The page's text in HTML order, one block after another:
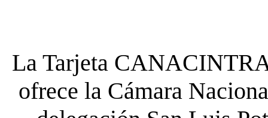
La Tarjeta
ofrece la Cámara